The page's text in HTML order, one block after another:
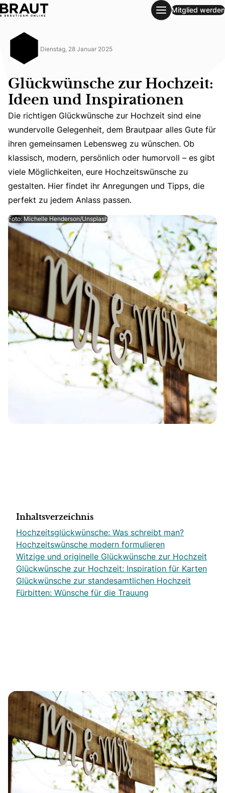
Glückwünsche zur Hochzeit: Ideen und Inspirationen
Mitglied werden
Dienstag, 28 Januar 2025
Glückwünsche zur Hochzeit:
Ideen und Inspirationen
Die richtigen Glückwünsche zur Hochzeit sind eine
Die richtigen Glückwünsche zur Hochzeit sind eine
wundervolle Gelegenheit, dem Brautpaar alles Gute für
ihren gemeinsamen Lebensweg zu wünschen. Ob
klassisch, modern, persönlich oder humorvoll – es gibt
viele Möglichkeiten, eure Hochzeitswünsche zu
gestalten. Hier findet ihr Anregungen und Tipps, die
perfekt zu jedem Anlass passen.
Foto: Michelle Henderson/Unsplash
Inhaltsverzeichnis
Hochzeitsglückwünsche: Was schreibt man?
Hochzeitswünsche modern formulieren
Witzige und originelle Glückwünsche zur Hochzeit
Glückwünsche zur Hochzeit: Inspiration für Karten
Glückwünsche zur standesamtlichen Hochzeit
Fürbitten: Wünsche für die Trauung